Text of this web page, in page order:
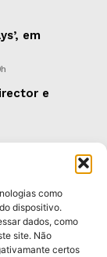
como
dispositivo.
dados, como
site. Não
certos
em
e